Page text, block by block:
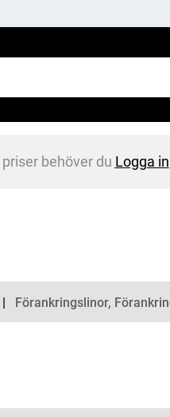
behöver du Logga in
Förankringslinor,